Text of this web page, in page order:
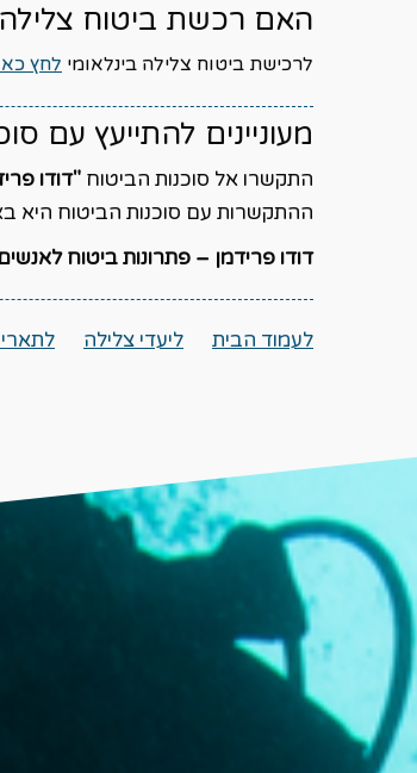
האם רכשת ביטוח
לרכישת ביטוח צלילה בינלאומי לחץ
מעוניינים להתייעץ עם
התקשרו אל סוכנות הביטוח "דודו
ההתקשרות עם סוכנות הביטוח היא
דודו פרידמן – פתרונות ביטוח
לעמוד הבית ליעדי צלילה